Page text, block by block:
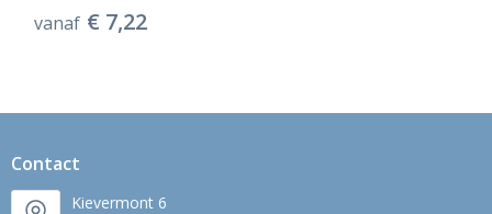
vanaf € 7,22
Contact
Kievermont 6